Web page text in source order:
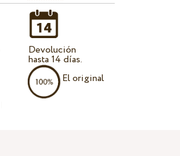
Devolución
hasta 14 días.
El original